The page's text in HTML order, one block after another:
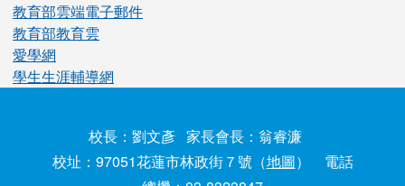
教育部雲端電子郵件
教育部教育雲
愛學網
學生生涯輔導網
校長：劉文彥 家長會長：翁睿濂
校址：97051花蓮市林政街７號（地圖） 電話